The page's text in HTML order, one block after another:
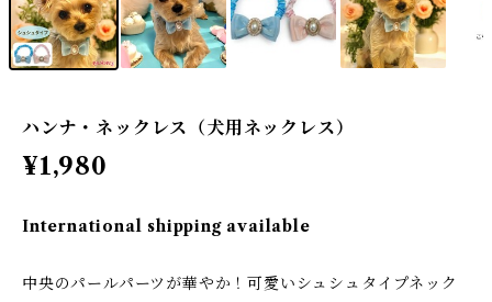
ハンナ・ネックレス（犬用ネックレス）
¥1,980
International shipping available
中央のパールパーツが華やか！可愛いシュシュタイプネック